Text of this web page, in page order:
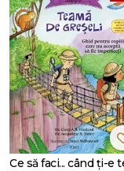
Umor și
dezvoltă
optimism.
Siguranță
transmite ideea de